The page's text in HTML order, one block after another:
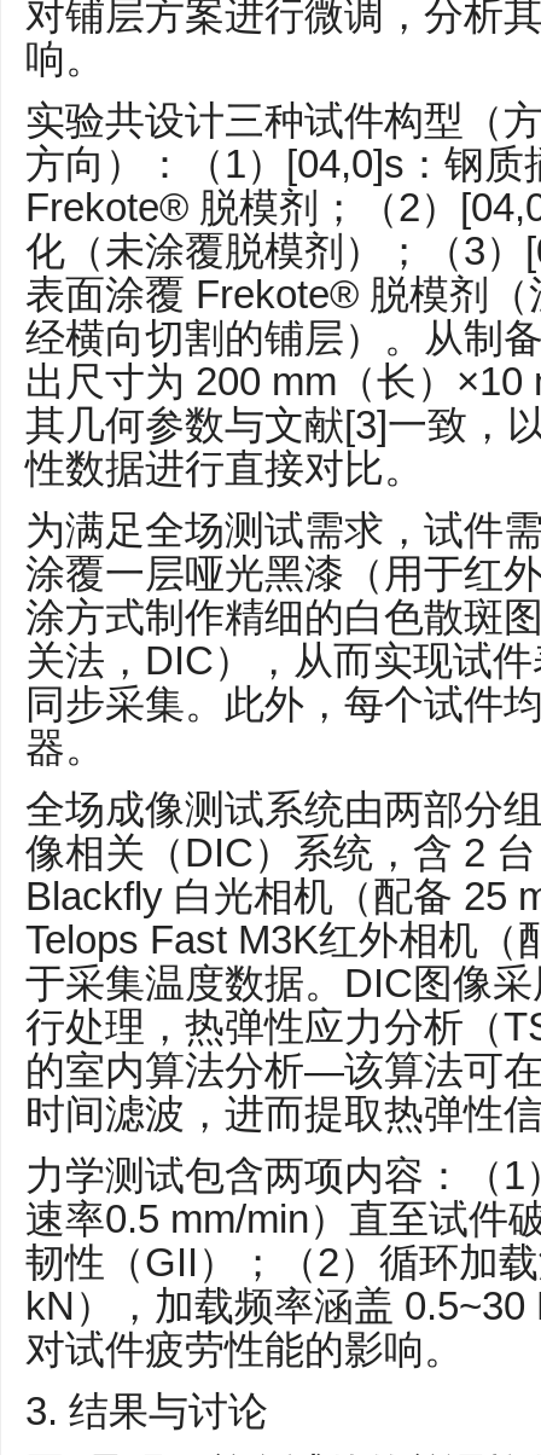
对铺层方案进行微调，分析
响。
实验共设计三种试件构型（
方向）：（1）[04,0]s：钢质
Frekote® 脱模剂；（2）
化（未涂覆脱模剂）；（3
表面涂覆 Frekote® 脱模剂
经横向切割的铺层）。从制
出尺寸为 200 mm（长）
其几何参数与文献[3]一致，
性数据进行直接对比。
为满足全场测试需求，试件
涂覆一层哑光黑漆（用于红
涂方式制作精细的白色散斑
关法，DIC），从而实现试
同步采集。此外，每个试件
器。
全场成像测试系统由两部分
像相关（DIC）系统，含 2
Blackfly 白光相机（配备 25
Telops Fast M3K红外相机（
于采集温度数据。DIC图像
行处理，热弹性应力分析（
的室内算法分析—该算法可
时间滤波，进而提取热弹性
力学测试包含两项内容：（
速率0.5 mm/min）直至试件
韧性（GII）；（2）循环加
kN），加载频率涵盖
对试件疲劳性能的影响。
3. 结果与讨论